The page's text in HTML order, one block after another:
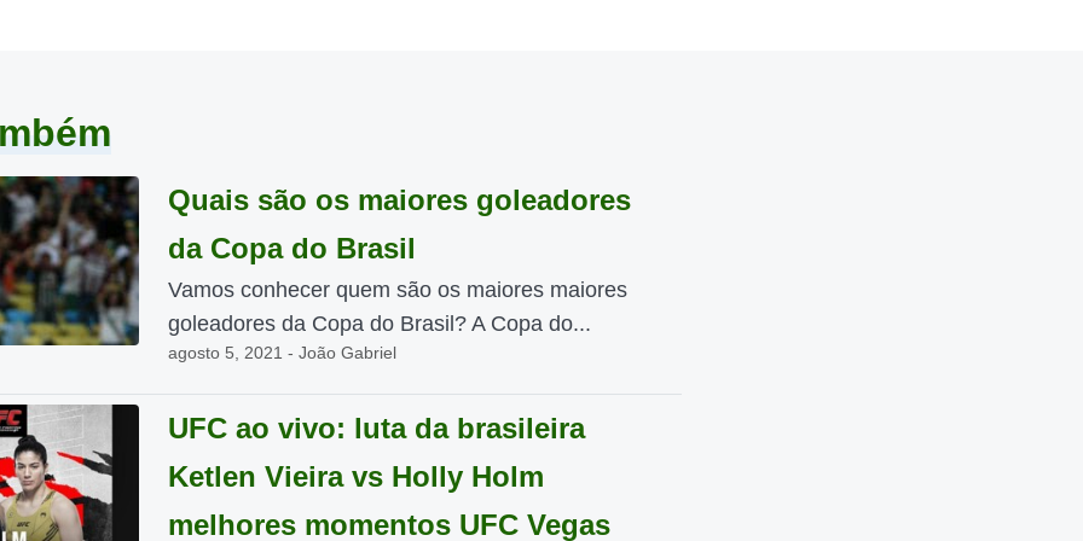
Quais são os maiores goleadores
da Copa do Brasil
Vamos conhecer quem são os maiores maiores
goleadores da Copa do Brasil? A Copa do...
agosto 5, 2021 - João Gabriel
UFC ao vivo: luta da brasileira
Ketlen Vieira vs Holly Holm
melhores momentos UFC Vegas